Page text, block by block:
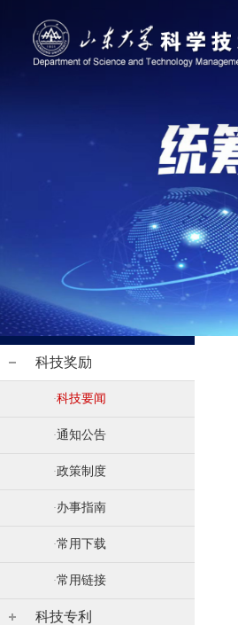
成果奖励中心
科技奖励
·科技要闻
·通知公告
·政策制度
·办事指南
·常用下载
·常用链接
科技专利